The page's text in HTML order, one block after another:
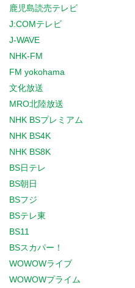
鹿児島読売テレビ
J:COMテレビ
J-WAVE
NHK-FM
FM yokohama
文化放送
MRO北陸放送
NHK BSプレミアム
NHK BS4K
NHK BS8K
BS日テレ
BS朝日
BSフジ
BSテレ東
BS11
BSスカパー！
WOWOWライブ
WOWOWプライム